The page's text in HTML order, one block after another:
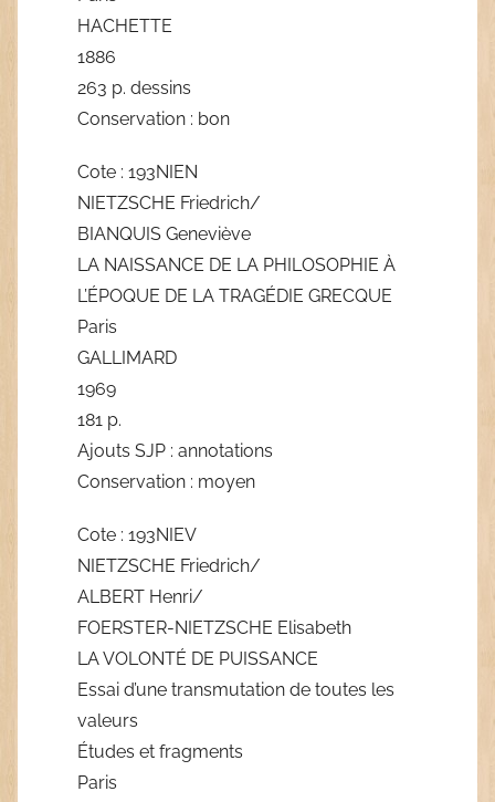
HACHETTE
1886
263 p. dessins
Conservation : bon
Cote : 193NIEN
NIETZSCHE Friedrich/
BIANQUIS Geneviève
LA NAISSANCE DE LA PHILOSOPHIE À
L’ÉPOQUE DE LA TRAGÉDIE GRECQUE
Paris
GALLIMARD
1969
181 p.
Ajouts SJP : annotations
Conservation : moyen
Cote : 193NIEV
NIETZSCHE Friedrich/
ALBERT Henri/
FOERSTER-NIETZSCHE Elisabeth
LA VOLONTÉ DE PUISSANCE
Essai d’une transmutation de toutes les
valeurs
Études et fragments
Paris